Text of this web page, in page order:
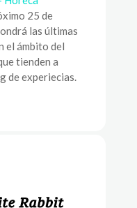
25 de
las últimas
el ámbito del
tienden a
de experiecias.